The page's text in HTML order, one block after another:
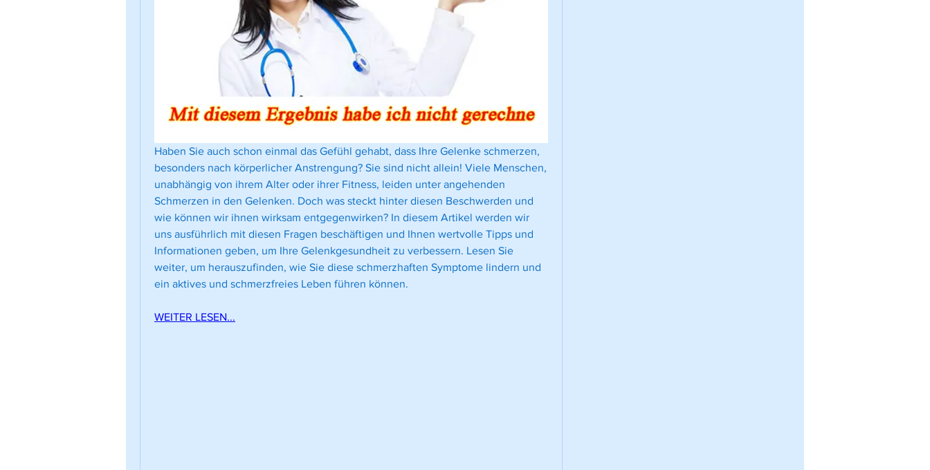
Haben Sie auch schon einmal das Gefühl gehabt, dass Ihre Gelenke schmerzen,
besonders nach körperlicher Anstrengung? Sie sind nicht allein! Viele Menschen,
unabhängig von ihrem Alter oder ihrer Fitness, leiden unter angehenden
Schmerzen in den Gelenken. Doch was steckt hinter diesen Beschwerden und
wie können wir ihnen wirksam entgegenwirken? In diesem Artikel werden wir
uns ausführlich mit diesen Fragen beschäftigen und Ihnen wertvolle Tipps und
Informationen geben, um Ihre Gelenkgesundheit zu verbessern. Lesen Sie
weiter, um herauszufinden, wie Sie diese schmerzhaften Symptome lindern und
ein aktives und schmerzfreies Leben führen können.
WEITER LESEN...